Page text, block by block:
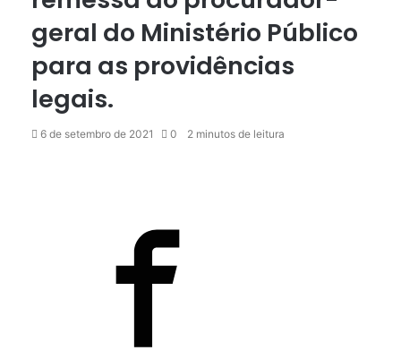
geral do Ministério Público
para as providências
legais.
6 de setembro de 2021 0 2 minutos de leitura